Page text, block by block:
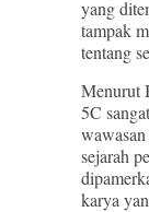
yang
tampak
tentang
Menurut
5C
sejarah
karya